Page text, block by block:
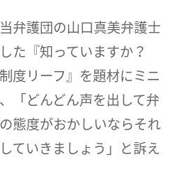
弁護団の山口真美弁護士
た『知っていますか？
度リーフ』を題材にミニ
「どんどん声を出して弁
態度がおかしいならそれ
ていきましょう」と訴え